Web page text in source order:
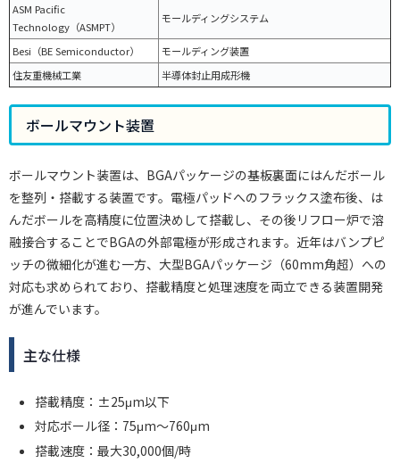
ASM Pacific
Technology（ASMPT）
モールディングシステム
Besi（BE Semiconductor）
モールディング装置
住友重機械工業
半導体封止用成形機
ボールマウント装置
ボールマウント装置は、BGAパッケージの基板裏面にはんだボール
を整列・搭載する装置です。電極パッドへのフラックス塗布後、は
んだボールを高精度に位置決めして搭載し、その後リフロー炉で溶
融接合することでBGAの外部電極が形成されます。近年はバンプピ
ッチの微細化が進む一方、大型BGAパッケージ（60mm角超）への
対応も求められており、搭載精度と処理速度を両立できる装置開発
が進んでいます。
主な仕様
搭載精度：±25μm以下
対応ボール径：75μm〜760μm
搭載速度：最大30,000個/時